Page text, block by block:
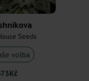
Seeds
volba